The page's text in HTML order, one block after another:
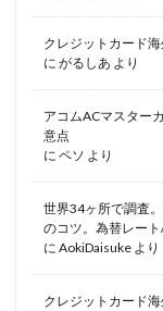
クレジットカード
に がるしあ より
アコムACマスター
意点
に ペソ より
世界34ヶ所で調査
のコツ。為替レー
に AokiDaisuke より
クレジットカード